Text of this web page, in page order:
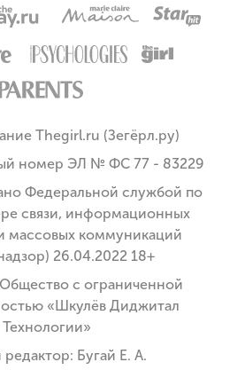
Thegirl.ru (Зегёрл.ру)
номер ЭЛ № ФС 77 - 83229
Федеральной службой по
связи, информационных
массовых коммуникаций
26.04.2022 18+
с ограниченной
«Шкулёв Диджитал
Технологии»
редактор: Бугай Е. А.